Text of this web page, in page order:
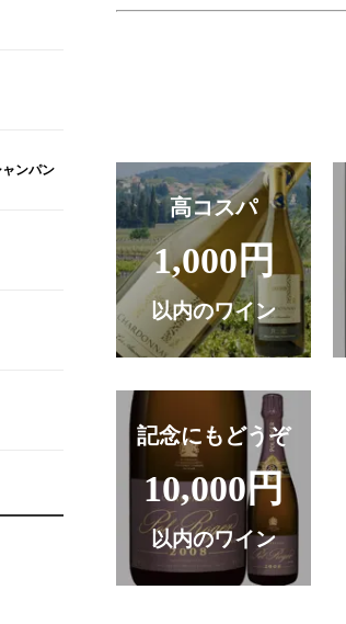
ンパン
高コスパ
1,000円
以内のワイン
記念にもどうぞ
10,000円
以内のワイン